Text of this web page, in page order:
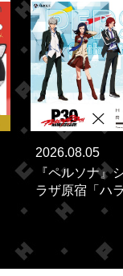
2026.08.05
『ペルソナ』
ラザ原宿「ハ